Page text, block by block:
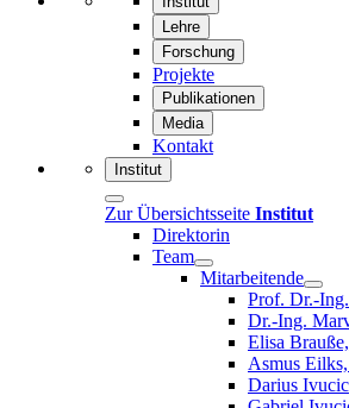
Lehre
Forschung
Projekte
Publikationen
Media
Kontakt
Institut
Zur Übersichtsseite Institut
Direktorin
Team
Mitarbeitende
Prof. Dr.-
Dr.-Ing.
Elisa
Asmus
Darius Ivucic